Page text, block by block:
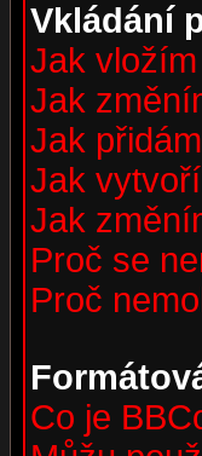
Vkládání
Jak
Jak
Jak
Jak
Jak
Proč se
Proč
Co je